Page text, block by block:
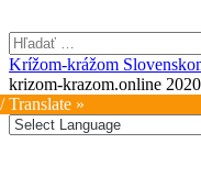
Hľadať:
Krížom-krážom
krizom-krazom.online 2020
Translate »